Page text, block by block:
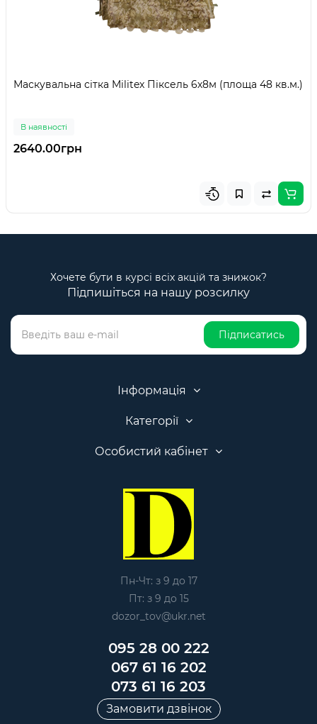
Маскувальна сітка Militex Піксель 6х8м (площа 48 кв.м.)
В наявності
2640.00грн
Хочете бути в курсі всіх акцій та знижок?
Підпишіться на нашу розсилку
Підписатись
Інформація
Категорії
Особистий кабінет
Пн-Чт: з 9 до 17
Пт: з 9 до 15
dozor_tov@ukr.net
095 28 00 222
067 61 16 202
073 61 16 203
Замовити дзвінок